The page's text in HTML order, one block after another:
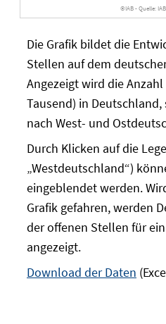
©IAB -
Die Grafik bildet die
Stellen auf dem
Angezeigt wird die
Tausend) in
nach West- und
Durch Klicken auf die
„Westdeutschland“)
eingeblendet werden.
Grafik gefahren, werden
der offenen Stellen für
angezeigt.
Download der Daten